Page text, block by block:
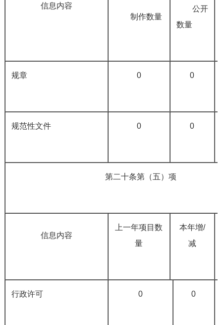
信息内容
制作数量
公开
数量
规章 0 0
规范性文件 0 0
第二十条第（五）项
信息内容
上一年项目数
量
本年增/
减
行政许可 0 0